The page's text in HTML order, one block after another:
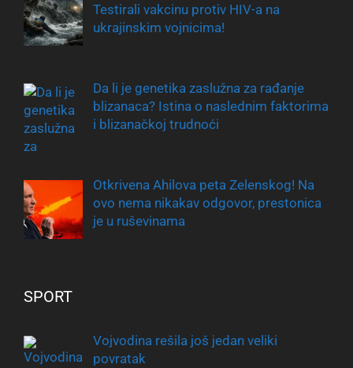
Testirali vakcinu protiv HIV-a na
ukrajinskim vojnicima!
Da li je genetika zaslužna za rađanje
blizanaca? Istina o naslednim faktorima
i blizanačkoj trudnoći
Otkrivena Ahilova peta Zelenskog! Na
ovo nema nikakav odgovor, prestonica
je u ruševinama
SPORT
Vojvodina rešila još jedan veliki
povratak